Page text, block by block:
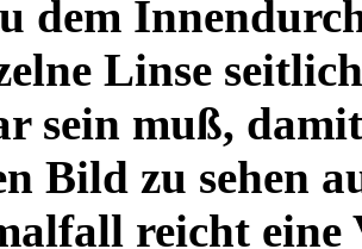
dem
Linse
sein muß,
Bild zu sehen
reicht eine